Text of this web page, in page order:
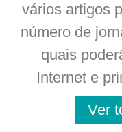
vários artigos
número de
quais
Internet e
Ver